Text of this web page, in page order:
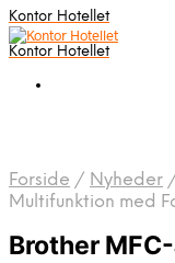
Kontor Hotellet
Kontor Hotellet
Forside / Nyheder
Multifunktion med
Brother